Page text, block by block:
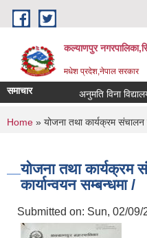
Skip to main content
कल्याणपुर
मधेश प्रदेश,नेपाल सरकार
समाचार अनुमति विना विद्यालय
You are here
Home » योजना तथा कार्यक्रम संचालन
योजना तथा कार्यक्रम
कार्यान्वयन सम्बन्धमा /
Submitted on: Sun, 02/09/